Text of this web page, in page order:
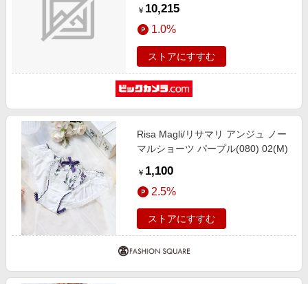
￥ 10,215
1.0%
ストアにすすむ
Risa Magli/リサマリ アンジュ ノー
マルショーツ パープル(080) 02(M)
￥ 1,100
2.5%
ストアにすすむ